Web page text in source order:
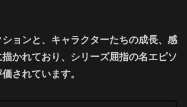
ョンと、キャラクターたちの成長、感
かれており、シリーズ屈指の名エピソ
されています。